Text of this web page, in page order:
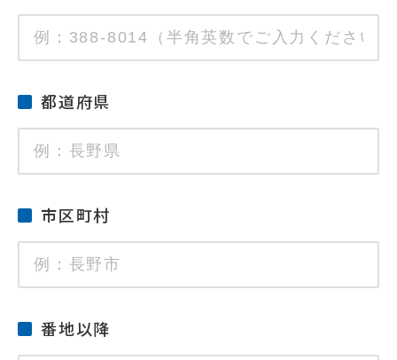
都道府県
市区町村
番地以降